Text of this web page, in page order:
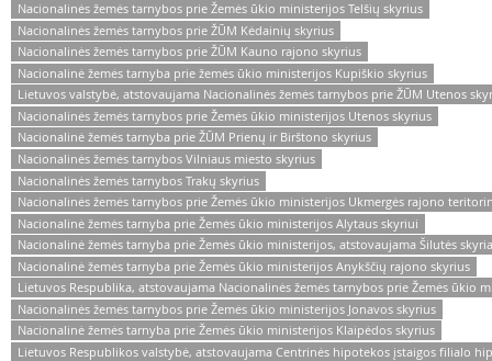
Nacionalinės žemės tarnybos prie Žemės ūkio ministerijos Telšių skyrius
Nacionalinės žemės tarnybos prie ŽŪM Kėdainių skyrius
Nacionalinės žemės tarnybos prie ŽŪM Kauno rajono skyrius
Nacionalinė žemės tarnyba prie žemės ūkio ministerijos Kupiškio skyrius
Lietuvos valstybė, atstovaujama Nacionalinės žemės tarnybos prie ŽŪM Utenos
Nacionalinės žemės tarnybos prie Žemės ūkio ministerijos Utenos skyrius
Nacionalinė žemės tarnyba prie ŽŪM Prienų ir Birštono skyrius
Nacionalinės žemės tarnybos Vilniaus miesto skyrius
Nacionalinės žemės tarnybos Trakų skyrius
Nacionalinės žemės tarnybos prie Žemės ūkio ministerijos Ukmergės rajono
Nacionalinė žemės tarnyba prie Žemės ūkio ministerijos Alytaus skyriui
Nacionalinė žemės tarnyba prie Žemės ūkio ministerijos, atstovaujama Šilutės
Nacionalinė žemės tarnyba prie Žemės ūkio ministerijos Anykščių rajono skyrius
Lietuvos Respublika, atstovaujama Nacionalinės žemės tarnybos prie Žemės ūkio
Nacionalinės žemės tarnybos prie Žemės ūkio ministerijos Jonavos skyrius
Nacionalinė žemės tarnyba prie Žemės ūkio ministerijos Klaipėdos skyrius
Lietuvos Respublikos valstybė, atstovaujama Centrinės hipotekos įstaigos filialo